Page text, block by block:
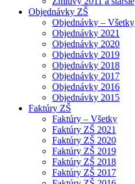
Objednávky ZŠ
Objednávky – Všetky
Objednávky 2021
Objednávky 2020
Objednávky 2019
Objednávky 2018
Objednávky 2017
Objednávky 2016
Objednávky 2015
Faktúry ZŠ
Faktúry – Všetky
Faktúry ZŠ 2021
Faktúry ZŠ 2020
Faktúry ZŠ 2019
Faktúry ZŠ 2018
Faktúry ZŠ 2017